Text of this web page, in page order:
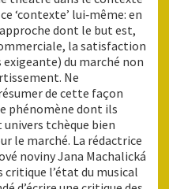
‘contexte’ lui‑même: en
dont le but est,
la satisfaction
du marché non
Ne
de cette façon
phénomène dont ils
tchèque bien
le marché. La rédactrice
noviny Jana Machalická
critique l’état du musical